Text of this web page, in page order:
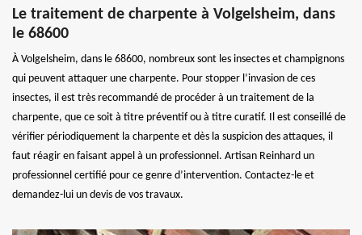
Le traitement de charpente à Volgelsheim, dans
le 68600
À Volgelsheim, dans le 68600, nombreux sont les insectes et champignons
qui peuvent attaquer une charpente. Pour stopper l’invasion de ces
insectes, il est très recommandé de procéder à un traitement de la
charpente, que ce soit à titre préventif ou à titre curatif. Il est conseillé de
vérifier périodiquement la charpente et dès la suspicion des attaques, il
faut réagir en faisant appel à un professionnel. Artisan Reinhard un
professionnel certifié pour ce genre d’intervention. Contactez-le et
demandez-lui un devis de vos travaux.